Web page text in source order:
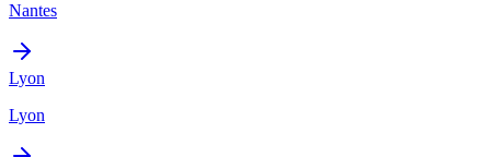
Nantes
Lyon
Lyon